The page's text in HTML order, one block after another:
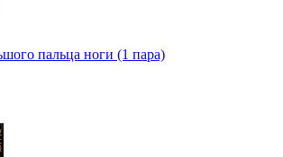
пальца ноги (1 пара)